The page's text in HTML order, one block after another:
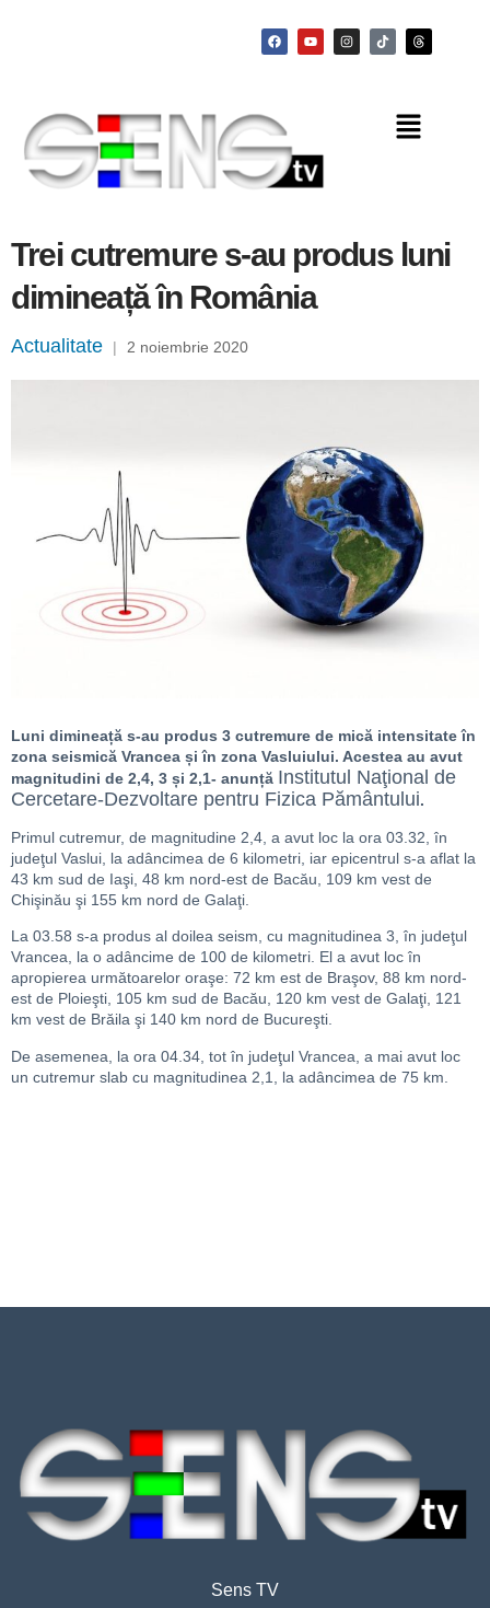
Trei cutremure s-au produs luni
dimineață în România
Actualitate | 2 noiembrie 2020
Luni dimineață s-au produs 3 cutremure de mică intensitate în
zona seismică Vrancea și în zona Vasluiului. Acestea au avut
magnitudini de 2,4, 3 și 2,1- anunță Institutul Naţional de
Cercetare-Dezvoltare pentru Fizica Pământului.
Primul cutremur, de magnitudine 2,4, a avut loc la ora 03.32, în
judeţul Vaslui, la adâncimea de 6 kilometri, iar epicentrul s-a aflat la
43 km sud de Iaşi, 48 km nord-est de Bacău, 109 km vest de
Chişinău şi 155 km nord de Galaţi.
La 03.58 s-a produs al doilea seism, cu magnitudinea 3, în judeţul
Vrancea, la o adâncime de 100 de kilometri. El a avut loc în
apropierea următoarelor oraşe: 72 km est de Braşov, 88 km nord-
est de Ploieşti, 105 km sud de Bacău, 120 km vest de Galaţi, 121
km vest de Brăila şi 140 km nord de Bucureşti.
De asemenea, la ora 04.34, tot în judeţul Vrancea, a mai avut loc
un cutremur slab cu magnitudinea 2,1, la adâncimea de 75 km.
Sens TV